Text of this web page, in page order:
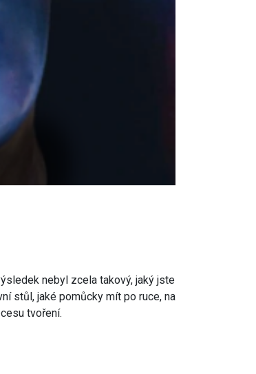
nebyl zcela takový, jaký jste
stůl, jaké pomůcky mít po ruce, na
tvoření.